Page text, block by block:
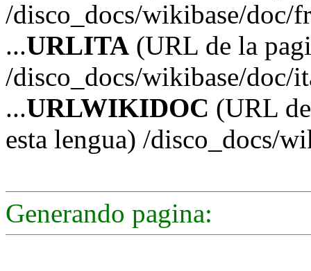
/disco_docs/wikibase/doc/
...URLITA (URL de la
/disco_docs/wikibase/doc/
...URLWIKIDOC (URL
esta lengua) /disco_docs/
Generando pagina: